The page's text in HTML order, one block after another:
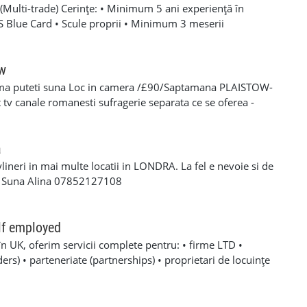
trade) Cerințe: • Minimum 5 ani experiență în
Blue Card • Scule proprii • Minimum 3 meserii
experiență solidă în mai multe domenii din construcții •
B valabil • Mijloc de transport propriu
oferă: • Salariu atractiv, în funcție de experiență și
Diurnă / plată transport • Suport tehnic continuu și
și cursuri de calificare • Mediu de lucru stabil cu
lucru suplimentar în weekend (opțional)
puteti suna Loc in camera /£90/Saptamana PLAISTOW-
canale romanesti sufragerie separata ce se oferea -
-fiecare camera beneficiaza de frigider separat -wi-fi
plata saptaminala , (nu se face cazare/plateste mai putin
in mai multe locatii in LONDRA. La fel e nevoie si de
Alina 07852127108
employed
UK, oferim servicii complete pentru: • firme LTD •
• parteneriate (partnerships) • proprietari de locuințe
includ: ✔ Making Tax Digital ✔ Deschidere firmă LTD,